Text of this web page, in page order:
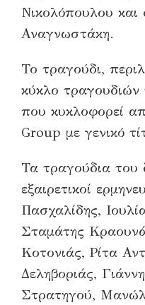
Νικολόπουλου και
Αναγνωστάκη.
Το τραγούδι,
κύκλο
που κυκλοφορεί
Group με γενικό
Τα τραγούδια του
εξαιρετικοί
Πασχαλίδης,
Σταμάτης
Κοτονιάς, Ρίτα
Δεληβοριάς,
Στρατηγού,